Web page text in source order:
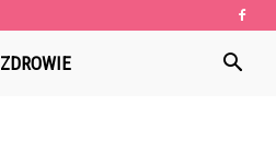
ZDROWIE